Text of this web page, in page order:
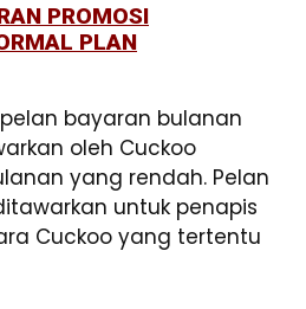
PROMOSI
PLAN
bayaran bulanan
oleh Cuckoo
yang rendah. Pelan
untuk penapis
Cuckoo yang tertentu